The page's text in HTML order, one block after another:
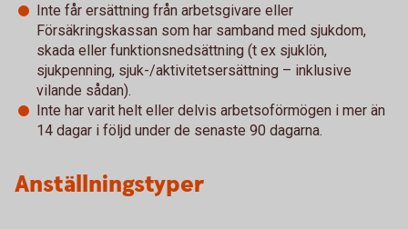
Inte får ersättning från arbetsgivare eller
Försäkringskassan som har samband med sjukdom,
skada eller funktionsnedsättning (t ex sjuklön,
sjukpenning, sjuk-/aktivitetsersättning – inklusive
vilande sådan).
Inte har varit helt eller delvis arbetsoförmögen i mer än
14 dagar i följd under de senaste 90 dagarna.
Anställningstyper